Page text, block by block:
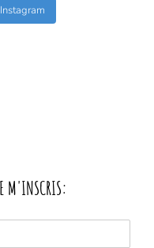
M'INSCRIS: